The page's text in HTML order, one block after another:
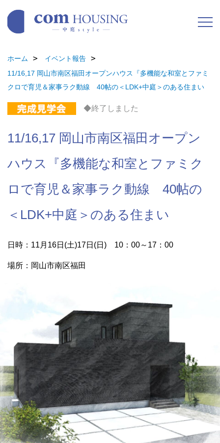
ホーム
イベント報告
11/16,17 岡山市南区福田オープンハウス『多機能な和室とファミ
クロで育児＆家事ラク動線 40帖の＜LDK+中庭＞のある住まい
◆終了しました
11/16,17 岡山市南区福田オープン
ハウス『多機能な和室とファミク
ロで育児＆家事ラク動線 40帖の
＜LDK+中庭＞のある住まい
日時：11月16日(土)17日(日) 10：00～17：00
場所：岡山市南区福田